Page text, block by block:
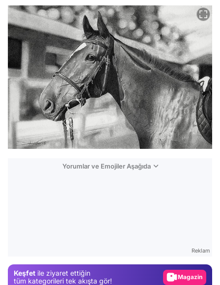
Yorumlar ve Emojiler Aşağıda
Reklam
Keşfet ile ziyaret ettiğin
tüm kategorileri tek akışta gör!
Video